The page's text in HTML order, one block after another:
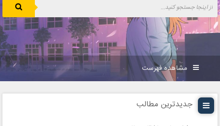
مشاهده فهرست
جدیدترین مطالب